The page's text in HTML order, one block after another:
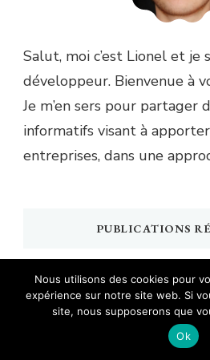
Salut, moi c’est Lionel et je
développeur. Bienvenue à
Je m’en sers pour partager
informatifs visant à
entreprises, dans une
PUBLICATIONS
Événement professionnel
et leviers concrets
Outils de gestion des horaires
Nous utilisons des cookies pour
expérience sur notre site web. Si
site, nous supposerons que
Ok